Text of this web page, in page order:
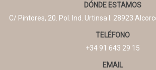
DÓNDE ESTAMOS
C/ Pintores, 20. Pol. Ind. Urtinsa I. 28923
TELÉFONO
+34 91 643 29 15
EMAIL